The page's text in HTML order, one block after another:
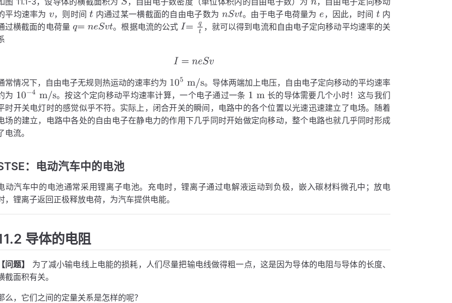
平均速率为 ，则时间 内通过某一横截面的自由电子数为
Svt
。由于电子电荷量为
，因此，时间
内
过横截面的电荷量
=
。根据电流的公式
，就可以得到电流和自由电子定向移动平均速率的关
常情况下，自由电子无规则热运动的速率约为
5 m/s
。导体两端加上电压，自由电子定向移动的平均速率
为
−4 m/s
。按这个定向移动平均速率计算，一个电子通过一条
m
长的导体需要几个小时！这与我们
时开关电灯时的感觉似乎不符。实际上，闭合开关的瞬间，电路中的各个位置以光速迅速建立了电场。随着
场的建立，电路中各处的自由电子在静电力的作用下几乎同时开始做定向移动，整个电路也就几乎同时形成
电流。
：电动汽车中的电池
动汽车中的电池通常采用锂离子电池。充电时，锂离子通过电解液运动到负极，嵌入碳材料微孔中；放电
，锂离子返回正极释放电荷，为汽车提供电能。
导体的电阻
【问题】
为了减小输电线上电能的损耗，人们尽量把输电线做得粗一点，这是因为导体的电阻与导体的长度、
截面积有关。
么，它们之间的定量关系是怎样的呢？